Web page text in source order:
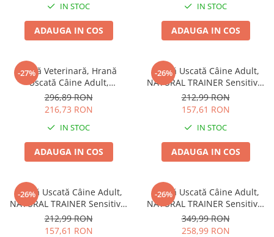
IN STOC
ADAUGA IN COS
IN STOC
ADAUGA IN COS
-27%
Dietă Veterinară, Hrană
Uscată Câine Adult,
EXCLUSION Intestinal, Talie
Mică, Porc și Orez, 7kg
296,89 RON
216,73 RON
IN STOC
ADAUGA IN COS
-26%
Hrană Uscată Câine Adult,
NATURAL TRAINER Sensitive,
Talie Mică, Prosciutto Crudo,
7kg
212,99 RON
157,61 RON
IN STOC
ADAUGA IN COS
-26%
Hrană Uscată Câine Adult,
NATURAL TRAINER Sensitive,
Talie Mică, Vită și Orez, 7kg
212,99 RON
157,61 RON
-26%
Hrană Uscată Câine Adult,
NATURAL TRAINER Sensitive,
Fără Gluten, Talie
Medie/Mare, Rață, 12kg
349,99 RON
258,99 RON